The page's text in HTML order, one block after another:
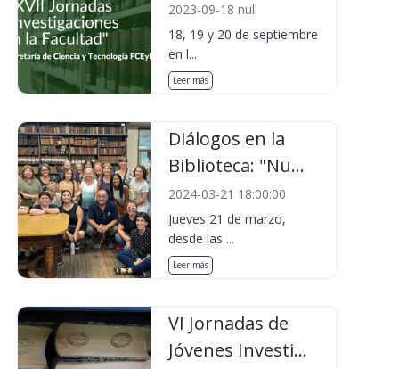
2023-09-18 null
18, 19 y 20 de septiembre
en l...
Leer más
Diálogos en la
Biblioteca: "Nu...
2024-03-21 18:00:00
Jueves 21 de marzo,
desde las ...
Leer más
VI Jornadas de
Jóvenes Investi...